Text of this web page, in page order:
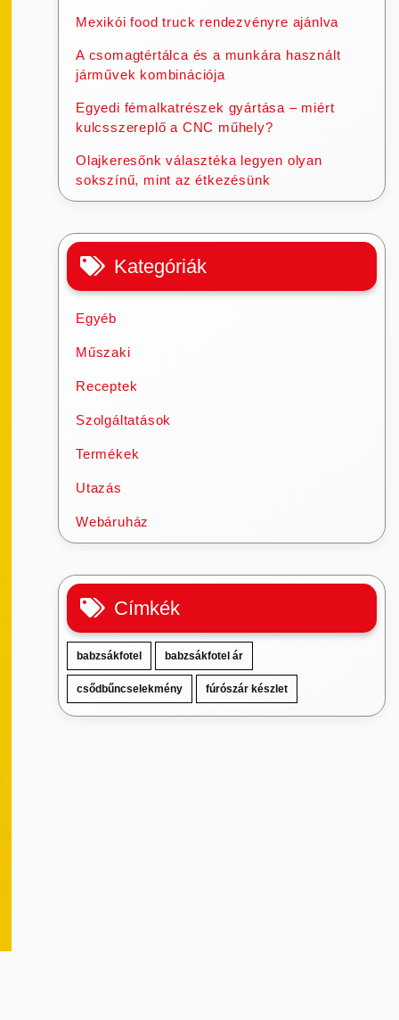
Mexikói food truck rendezvényre ajánlva
A csomagtértálca és a munkára használt
járművek kombinációja
Egyedi fémalkatrészek gyártása – miért
kulcsszereplő a CNC műhely?
Olajkeresőnk választéka legyen olyan
sokszínű, mint az étkezésünk
Kategóriák
Egyéb
Műszaki
Receptek
Szolgáltatások
Termékek
Utazás
Webáruház
Címkék
babzsákfotel babzsákfotel ár
csődbűncselekmény fúrószár készlet